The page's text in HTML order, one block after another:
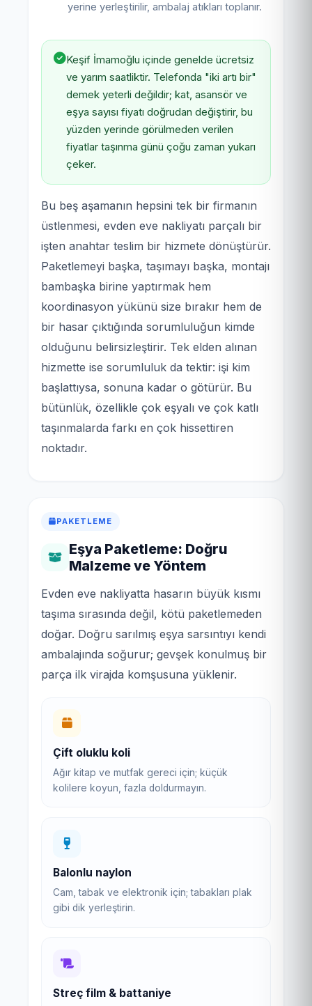
yerine yerleştirilir, ambalaj atıkları toplanır.
Keşif İmamoğlu içinde genelde ücretsiz
ve yarım saatliktir. Telefonda "iki artı bir"
demek yeterli değildir; kat, asansör ve
eşya sayısı fiyatı doğrudan değiştirir, bu
yüzden yerinde görülmeden verilen
fiyatlar taşınma günü çoğu zaman yukarı
çeker.
Bu beş aşamanın hepsini tek bir firmanın
üstlenmesi, evden eve nakliyatı parçalı bir
işten anahtar teslim bir hizmete dönüştürür.
Paketlemeyi başka, taşımayı başka, montajı
bambaşka birine yaptırmak hem
koordinasyon yükünü size bırakır hem de
bir hasar çıktığında sorumluluğun kimde
olduğunu belirsizleştirir. Tek elden alınan
hizmette ise sorumluluk da tektir: işi kim
başlattıysa, sonuna kadar o götürür. Bu
bütünlük, özellikle çok eşyalı ve çok katlı
taşınmalarda farkı en çok hissettiren
noktadır.
PAKETLEME
Eşya Paketleme: Doğru
Malzeme ve Yöntem
Evden eve nakliyatta hasarın büyük kısmı
taşıma sırasında değil, kötü paketlemeden
doğar. Doğru sarılmış eşya sarsıntıyı kendi
ambalajında soğurur; gevşek konulmuş bir
parça ilk virajda komşusuna yüklenir.
Çift oluklu koli
Ağır kitap ve mutfak gereci için; küçük
kolilere koyun, fazla doldurmayın.
Balonlu naylon
Cam, tabak ve elektronik için; tabakları plak
gibi dik yerleştirin.
Streç film & battaniye